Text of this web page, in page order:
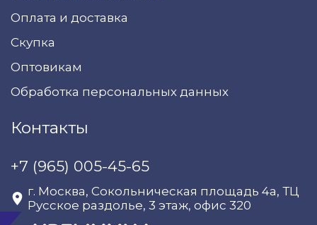
Оплата и доставка
Скупка
Оптовикам
Обработка персональных данных
Контакты
+7 (965) 005-45-65
г. Москва, Сокольническая площадь 4а, ТЦ
Русское раздолье, 3 этаж, офис 320